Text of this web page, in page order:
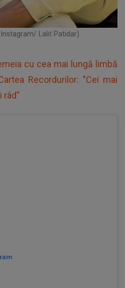
Lalit Patidar)
cu cea mai lungă limbă
Recordurilor: "Cei mai
râd"